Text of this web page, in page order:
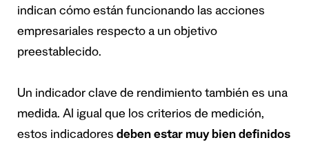
indican cómo están funcionando las acciones
empresariales respecto a un objetivo
preestablecido.
Un indicador clave de rendimiento también es una
medida. Al igual que los criterios de medición,
estos indicadores deben estar muy bien definidos